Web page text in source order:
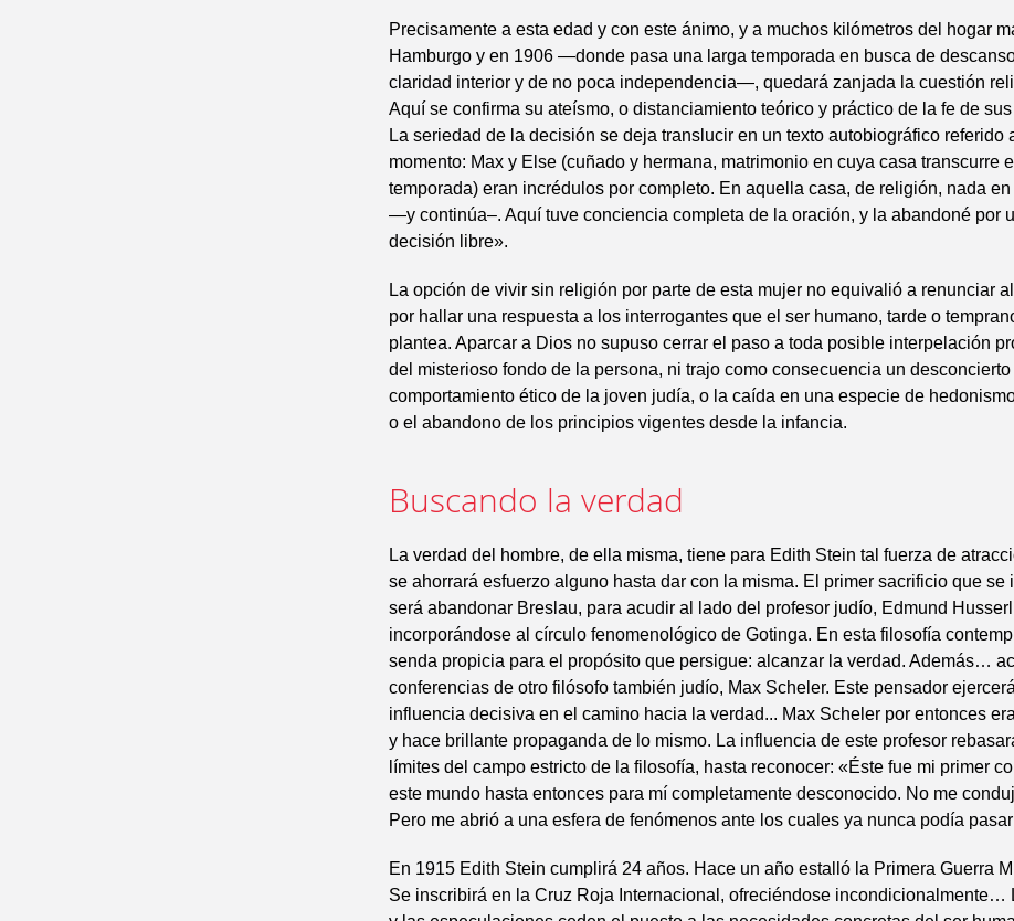
Precisamente a esta edad y con este ánimo, y a muchos kilómetros del hogar
Hamburgo y en 1906 —donde pasa una larga temporada en busca de
claridad interior y de no poca independencia—, quedará zanjada la cuestión
Aquí se confirma su ateísmo, o distanciamiento teórico y práctico de la fe de
La seriedad de la decisión se deja translucir en un texto autobiográfico referido
momento: Max y Else (cuñado y hermana, matrimonio en cuya casa transcurre
temporada) eran incrédulos por completo. En aquella casa, de religión, nada
—y continúa–. Aquí tuve conciencia completa de la oración, y la abandoné por
decisión libre».
La opción de vivir sin religión por parte de esta mujer no equivalió a renunciar
por hallar una respuesta a los interrogantes que el ser humano, tarde o
plantea. Aparcar a Dios no supuso cerrar el paso a toda posible interpelación
del misterioso fondo de la persona, ni trajo como consecuencia un desconcierto
comportamiento ético de la joven judía, o la caída en una especie de
o el abandono de los principios vigentes desde la infancia.
Buscando la verdad
La verdad del hombre, de ella misma, tiene para Edith Stein tal fuerza de
se ahorrará esfuerzo alguno hasta dar con la misma. El primer sacrificio que se
será abandonar Breslau, para acudir al lado del profesor judío, Edmund
incorporándose al círculo fenomenológico de Gotinga. En esta filosofía
senda propicia para el propósito que persigue: alcanzar la verdad. Además…
conferencias de otro filósofo también judío, Max Scheler. Este pensador
influencia decisiva en el camino hacia la verdad... Max Scheler por entonces
y hace brillante propaganda de lo mismo. La influencia de este profesor
límites del campo estricto de la filosofía, hasta reconocer: «Éste fue mi primer
este mundo hasta entonces para mí completamente desconocido. No me
Pero me abrió a una esfera de fenómenos ante los cuales ya nunca podía
En 1915 Edith Stein cumplirá 24 años. Hace un año estalló la Primera Guerra
Se inscribirá en la Cruz Roja Internacional, ofreciéndose incondicionalmente…